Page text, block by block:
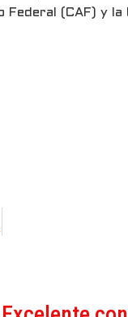
(CAF) y